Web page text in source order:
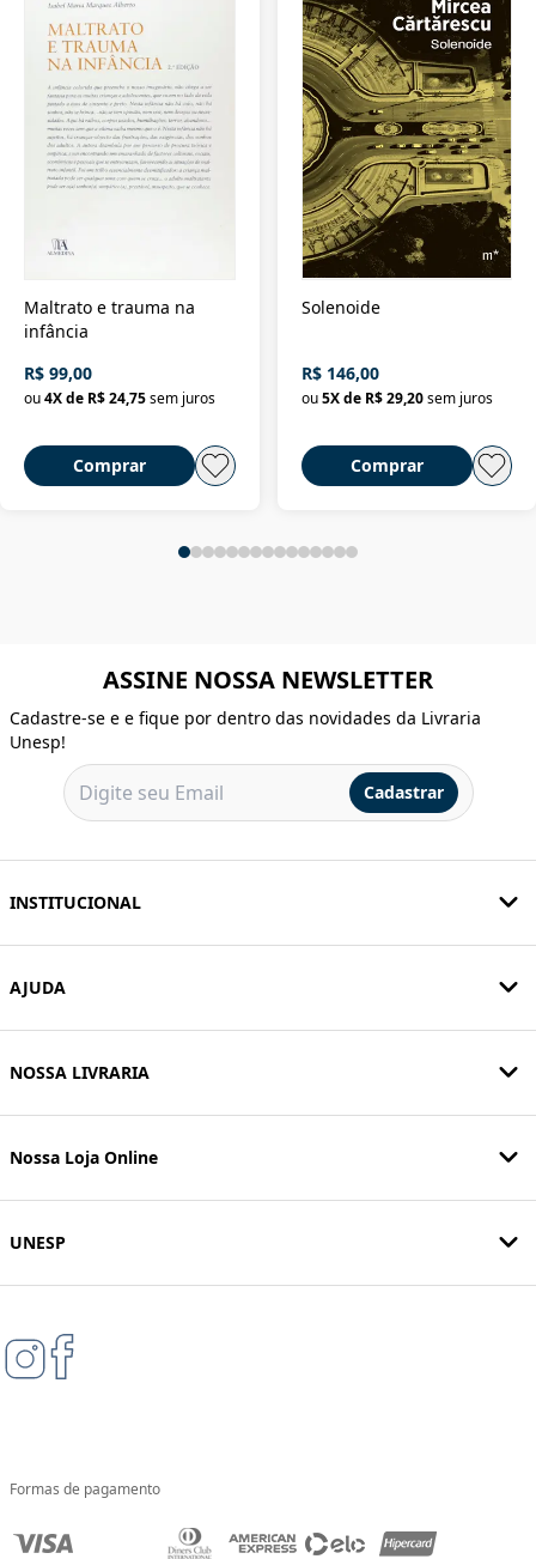
Maltrato e trauma na
infância
R$ 99,00
ou4X de R$ 24,75sem juros
Comprar
Solenoide
R$ 146,00
ou 5X de R$ 29,20 sem juros
Comprar
ASSINE NOSSA NEWSLETTER
Cadastre-se e e fique por dentro das novidades da Livraria
Unesp!
Cadastrar
INSTITUCIONAL
AJUDA
NOSSA LIVRARIA
Nossa Loja Online
UNESP
Formas de pagamento